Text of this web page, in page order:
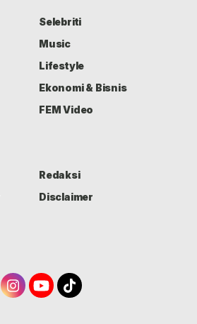
Selebriti
Music
Lifestyle
Ekonomi & Bisnis
FEM Video
Redaksi
Disclaimer